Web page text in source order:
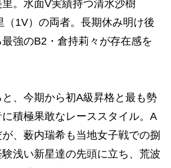
。水面V実績持つ清水沙樹
（1V）の両者。長期休み明け後
強のB2・倉持莉々が存在感を
、今期から初A級昇格と最も勢
積極果敢なレーススタイル。A
、薮内瑞希も当地女子戦での捌
浅い新星達の先頭に立ち、荒波